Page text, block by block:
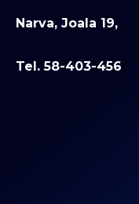
Narva, Joala 19,
Tel. 58-403-456